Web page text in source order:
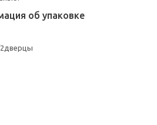
об упаковке